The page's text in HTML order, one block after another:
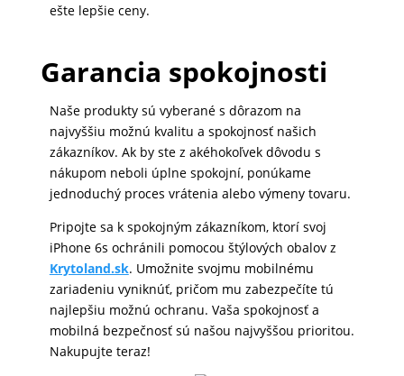
ešte lepšie ceny.
Garancia spokojnosti
Naše produkty sú vyberané s dôrazom na
najvyššiu možnú kvalitu a spokojnosť našich
zákazníkov. Ak by ste z akéhokoľvek dôvodu s
nákupom neboli úplne spokojní, ponúkame
jednoduchý proces vrátenia alebo výmeny tovaru.
Pripojte sa k spokojným zákazníkom, ktorí svoj
iPhone 6s ochránili pomocou štýlových obalov z
Krytoland.sk. Umožnite svojmu mobilnému
zariadeniu vyniknúť, pričom mu zabezpečíte tú
najlepšiu možnú ochranu. Vaša spokojnosť a
mobilná bezpečnosť sú našou najvyššou prioritou.
Nakupujte teraz!